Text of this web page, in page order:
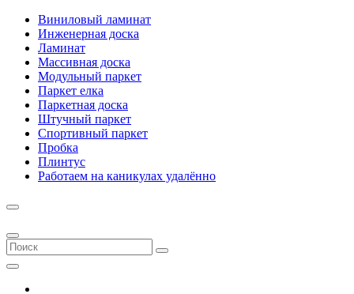
Виниловый ламинат
Инженерная доска
Ламинат
Массивная доска
Модульный паркет
Паркет елка
Паркетная доска
Штучный паркет
Спортивный паркет
Пробка
Плинтус
Работаем на каникулах удалённо